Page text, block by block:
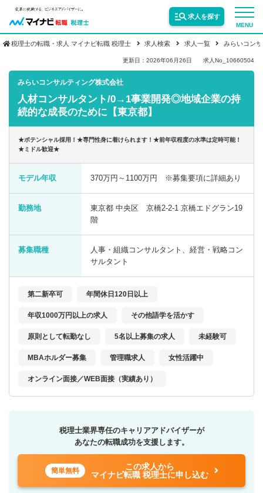
MENU
求人を探す
転職お役立ち情報
業界情報
求人情報
税理士の転職・求人 マイナビ転職 税理士 求人検索 求人一覧 みらいコン
更新日：2026年06月26日 求人No_10660504
みらいコンサルティング株式会社
人材コンサルタント/0→1事業開発◎地域企業の持
続的な成長のために【東京都】
★ポテンシャル採用！★専門性身に着けられます！★前年収程度の水準は定時可能！
★ミドル歓迎★
モデル年収 370万円～1100万円 ※募集要項に詳細あり
勤務地
東京都 中央区 京橋2-2-1 京橋エドグラン19
階
募集職種
人事・組織コンサルタント、経営・戦略コン
サルタント
第二新卒可 年間休日120日以上
年収1000万円以上の求人 その他語学を活かす
原則として転勤なし 5名以上募集の求人 未経験可
MBAホルダー募集 管理職求人 女性活躍中
オンライン面接／WEB面接（実績あり）
税理士業界専任のキャリアアドバイザーが
あなたの転職成功を支援します。
簡単無料
この求人から
マイナビ転職 税理士に申し込む